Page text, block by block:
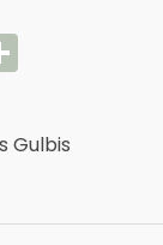
Share
Gulbis